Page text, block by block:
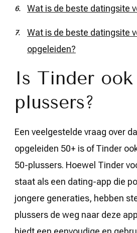
Wat is de beste datingsite
Wat is de beste datingsite
opgeleiden?
Is Tinder
plussers?
Een veelgestelde vraag over
opgeleiden 50+ is of Tinder
50-plussers. Hoewel Tinder
staat als een dating-app die
jongere generaties, hebben
plussers de weg naar deze